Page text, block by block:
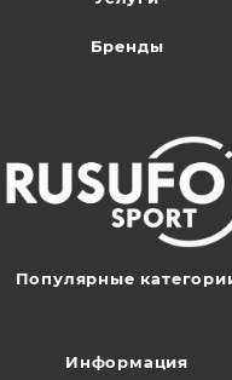
Бренды
Популярные
Информация